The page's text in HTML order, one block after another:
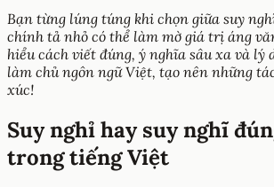
Bạn từng lúng túng khi chọn giữa suy
chính tả nhỏ có thể làm mờ giá trị áng
hiểu cách viết đúng, ý nghĩa sâu xa và lý
làm chủ ngôn ngữ Việt, tạo nên những
xúc!
Suy nghỉ hay suy nghĩ
trong tiếng Việt